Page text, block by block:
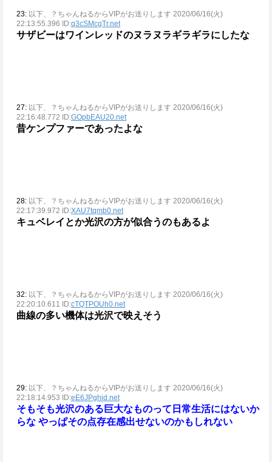
23: 以下、？ちゃんねるからVIPがお送りします 2020/06/16(火)
22:13:55.396 ID:q3cSMcgTr.net
サザビーはワインレッドのヌラヌラギラギラにしたな
27: 以下、？ちゃんねるからVIPがお送りします 2020/06/16(火)
22:16:48.772 ID:GOpbEAU20.net
昔ケンプファーであったよな
28: 以下、？ちゃんねるからVIPがお送りします 2020/06/16(火)
22:17:39.972 ID:XAU7tqmb0.net
キュベレイとか光沢の方が似合うのもあるよ
32: 以下、？ちゃんねるからVIPがお送りします 2020/06/16(火)
22:20:10.611 ID:cTQTPOUh0.net
曲線の多い機体は光沢で映えそう
29: 以下、？ちゃんねるからVIPがお送りします 2020/06/16(火)
22:18:14.953 ID:eE6JPghid.net
そもそも光沢のある巨大なものって日常生活にはないか
らな やっぱその点存在感出せないのかもしれない